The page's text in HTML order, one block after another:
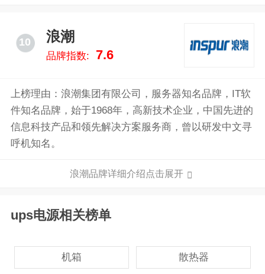
10 浪潮
品牌指数: 7.6
上榜理由：浪潮集团有限公司，服务器知名品牌，IT软
件知名品牌，始于1968年，高新技术企业，中国先进的
信息科技产品和领先解决方案服务商，曾以研发中文寻
呼机知名。
浪潮品牌详细介绍点击展开
ups电源相关榜单
机箱 散热器